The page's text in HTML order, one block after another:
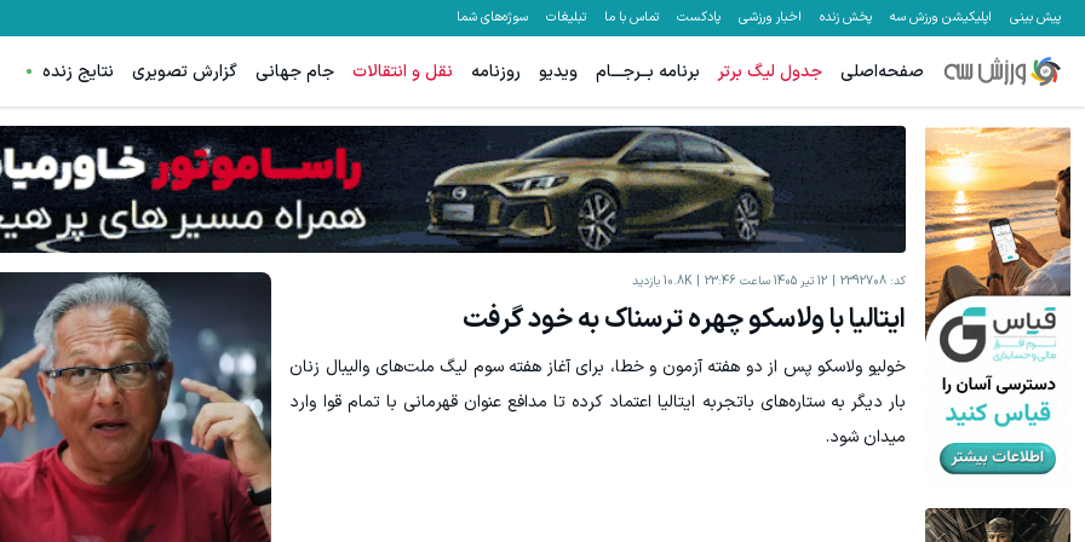
پیش بینی اپلیکیشن ورزش سه پخش زنده اخبار ورزشی پادکست تماس با ما تبلیغات سوژه‌های شما
صفحه‌اصلی جدول لیگ برتر برنامه بــرجـــام ویدیو روزنامه نقل و انتقالات جام جهانی گزارش تصویری نتایج زنده
کد: 2392708 12 تیر 1405 ساعت 23:46 10.8K بازدید
ایتالیا با ولاسکو چهره ترسناک به خود گرفت
خولیو ولاسکو پس از دو هفته آزمون و خطا، برای آغاز هفته سوم لیگ ملت‌های والیبال زنان
بار دیگر به ستاره‌های باتجربه ایتالیا اعتماد کرده تا مدافع عنوان قهرمانی با تمام قوا وارد
میدان شود.